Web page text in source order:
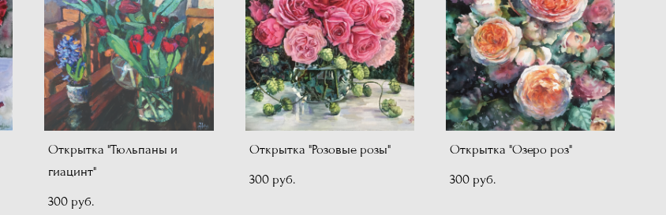
Открытка "Тюльпаны и
гиацинт"
300 pуб.
Открытка "Розовые розы"
300 pуб.
Открытка "Озеро роз"
300 pуб.